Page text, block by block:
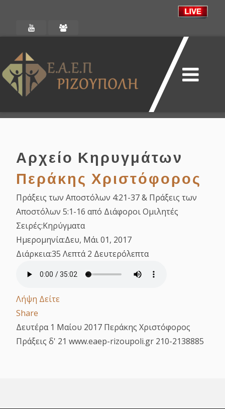
Αρχείο Κηρυγμάτων
Περάκης Χριστόφορος
Πράξεις των Αποστόλων 4:21-37 & Πράξεις των
Αποστόλων 5:1-16 από Διάφοροι Ομιλητές
Σειρές:Κηρύγματα
Ημερομηνία:Δευ, Μάι 01, 2017
Διάρκεια:35 Λεπτά 2 Δευτερόλεπτα
Λήψη Δείτε
Share
Δευτέρα 1 Μαίου 2017 Περάκης Χριστόφορος
Πράξεις δ' 21 www.eaep-rizoupoli.gr 210-2138885